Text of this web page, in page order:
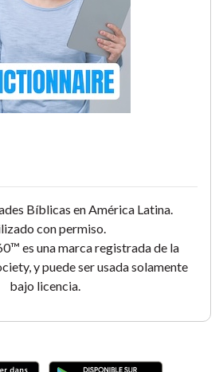
Bíblicas en América Latina.
con permiso.
es una marca registrada de la
y puede ser usada solamente
bajo licencia.